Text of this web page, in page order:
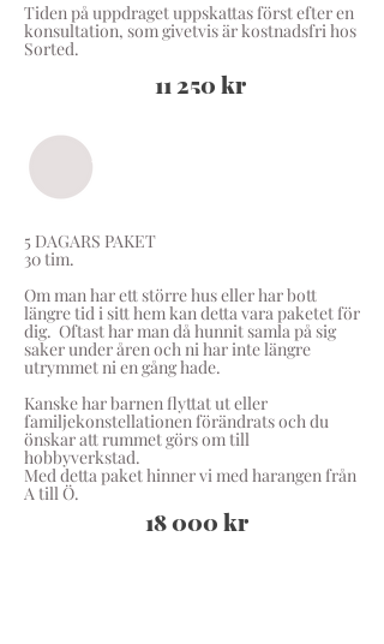
Tiden på uppdraget uppskattas först efter en
konsultation, som givetvis är kostnadsfri hos
Sorted.
5 DAGARS PAKET
30 tim.
Om man har ett större hus eller har bott
längre tid i sitt hem kan detta vara paketet för
dig. Oftast har man då hunnit samla på sig
saker under åren och ni har inte längre
utrymmet ni en gång hade.
Kanske har barnen flyttat ut eller
familjekonstellationen förändrats och du
önskar att rummet görs om till
hobbyverkstad.
Med detta paket hinner vi med harangen från
A till Ö.
11 250 kr
18 000 kr